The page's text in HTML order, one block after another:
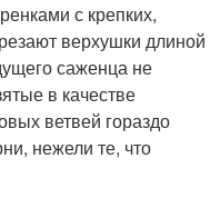
с крепких,
верхушки длиной
саженца не
в качестве
ветвей гораздо
нежели те, что